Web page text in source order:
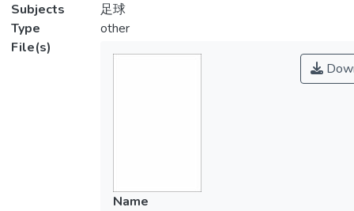
Subjects
足球
Type
other
File(s)
Name